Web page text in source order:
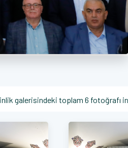
galerisindeki toplam 6 fotoğrafı